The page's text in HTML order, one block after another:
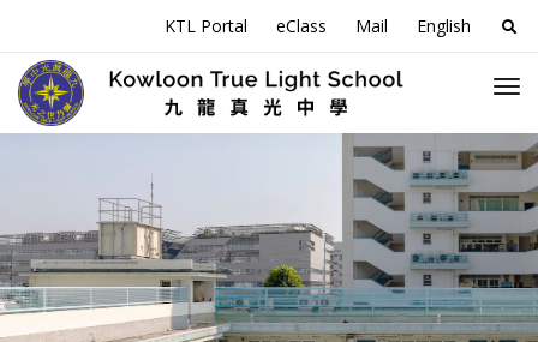
KTL Portal eClass Mail English
搜
尋
關
於